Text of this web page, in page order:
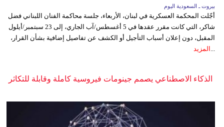
بيروت ـ السعودية اليوم
أجّلت المحكمة العسكرية في لبنان، الأربعاء، جلسة محاكمة الفنان اللبناني فضل
شاكر، التي كانت مقرر عقدها في 5 أغسطس/آب الجاري، إلى 23 سبتمبر/أيلول
المقبل، دون إعلان أسباب التأجيل أو الكشف عن تفاصيل إضافية بشأن القرار،
... المزيد
الذكاء الاصطناعي يصمم جينومات فيروسية كاملة وقابلة للتكاثر